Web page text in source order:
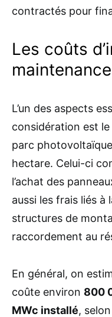
contractés pour
Les coûts
maintenance
L’un des aspects
considération est le
parc
hectare. Celui-ci
l’achat des
aussi les frais liés
structures de
raccordement au
En général, on
coûte environ 800
MWc installé,